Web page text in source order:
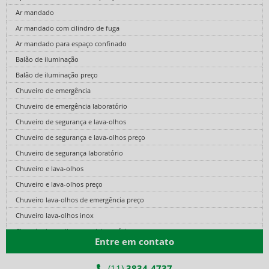
Ar mandado
Ar mandado com cilindro de fuga
Ar mandado para espaço confinado
Balão de iluminação
Balão de iluminação preço
Chuveiro de emergência
Chuveiro de emergência laboratório
Chuveiro de segurança e lava-olhos
Chuveiro de segurança e lava-olhos preço
Chuveiro de segurança laboratório
Chuveiro e lava-olhos
Chuveiro e lava-olhos preço
Chuveiro lava-olhos de emergência preço
Chuveiro lava-olhos inox
Chuveiro lava-olhos para laboratório
Cilindro de ar comprimido fibra de carbono
Cilindro de ar fibra de carbono
Entre em contato